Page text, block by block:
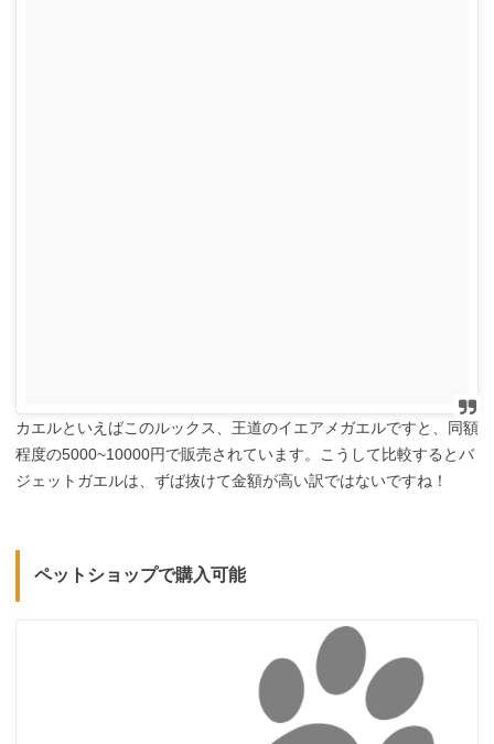
カエルといえばこのルックス、王道のイエアメガエルですと、同額
程度の5000~10000円で販売されています。こうして比較するとバ
ジェットガエルは、ずば抜けて金額が高い訳ではないですね！
ペットショップで購入可能